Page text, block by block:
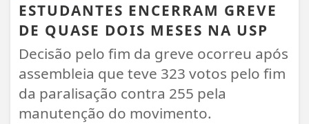
ESTUDANTES ENCERRAM GREVE
DE QUASE DOIS MESES NA USP
Decisão pelo fim da greve ocorreu após
assembleia que teve 323 votos pelo fim
da paralisação contra 255 pela
manutenção do movimento.